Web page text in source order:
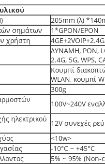
205mm (λ)
σημάτων
1*GPON/EPON
χρήστη
ΔΥΝΑΜΗ, PON,
2.4G, 5G, WPS,
Κουμπί
WLAN, κουμπί
300g
100V~240V
ηλεκτρικού 12V συνεχές
<10w>
-10°C ~ +45°C
5% ~ 95%